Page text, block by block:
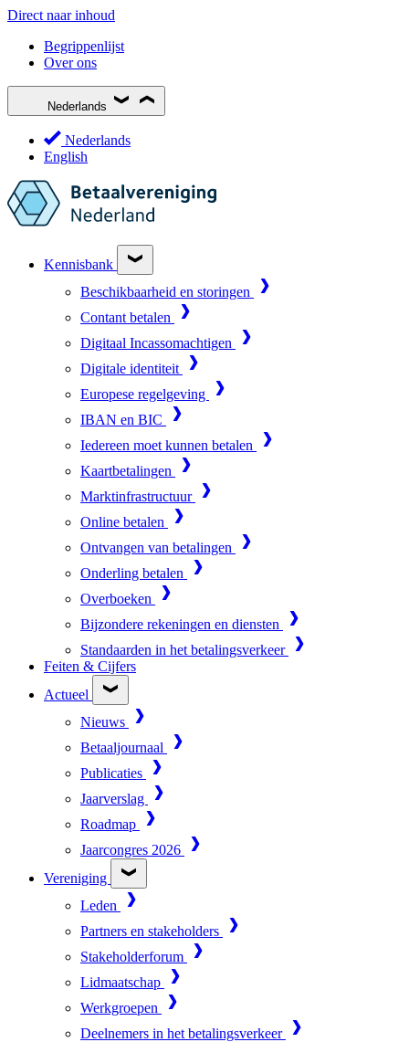
Direct naar inhoud
Begrippenlijst
Over ons
Nederlands
Nederlands
English
Kennisbank
Beschikbaarheid en storingen
Contant betalen
Digitaal Incassomachtigen
Digitale identiteit
Europese regelgeving
IBAN en BIC
Iedereen moet kunnen betalen
Kaartbetalingen
Marktinfrastructuur
Online betalen
Ontvangen van betalingen
Onderling betalen
Overboeken
Bijzondere rekeningen en diensten
Standaarden in het betalingsverkeer
Feiten & Cijfers
Actueel
Nieuws
Betaaljournaal
Publicaties
Jaarverslag
Roadmap
Jaarcongres 2026
Vereniging
Leden
Partners en stakeholders
Stakeholderforum
Lidmaatschap
Werkgroepen
Deelnemers in het betalingsverkeer